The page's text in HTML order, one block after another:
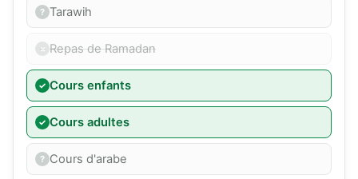
Tarawih
Repas de Ramadan
Cours enfants
Cours adultes
Cours d'arabe